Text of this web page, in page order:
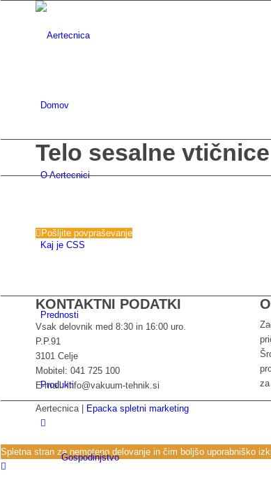
Domov
O Aertecnici
Kaj je CSS
Prednosti
Produkti
Gospodinjstvo
Telo sesalne
Pošljite povpraševanje
KONTAKTNI PODATKI
Vsak delovnik med 8:30 in 16:00 uro.
P.P.91
3101 Celje
Mobitel: 041 725 100
E-mail: info@vakuum-tehnik.si
za
Aertecnica | Epacka spletni marketing
Spletna stran za nemoteno delovanje in čim boljšo uporabniško